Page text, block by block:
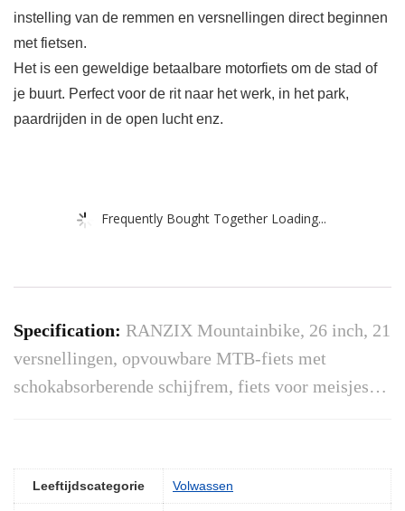
instelling van de remmen en versnellingen direct beginnen
met fietsen.
Het is een geweldige betaalbare motorfiets om de stad of
je buurt. Perfect voor de rit naar het werk, in het park,
paardrijden in de open lucht enz.
Frequently Bought Together Loading...
Specification: RANZIX Mountainbike, 26 inch, 21
versnellingen, opvouwbare MTB-fiets met
schokabsorberende schijfrem, fiets voor meisjes…
Leeftijdscategorie ‎Volwassen